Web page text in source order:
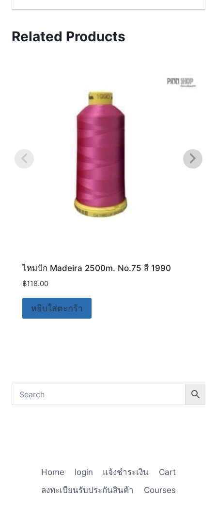
Related Products
ไหมปัก Madeira 2500m. No.75 สี 1990
฿118.00
หยิบใส่ตะกร้า
Home login แจ้งชำระเงิน
Cart
ลงทะเบียนรับประกันสินค้า
Courses